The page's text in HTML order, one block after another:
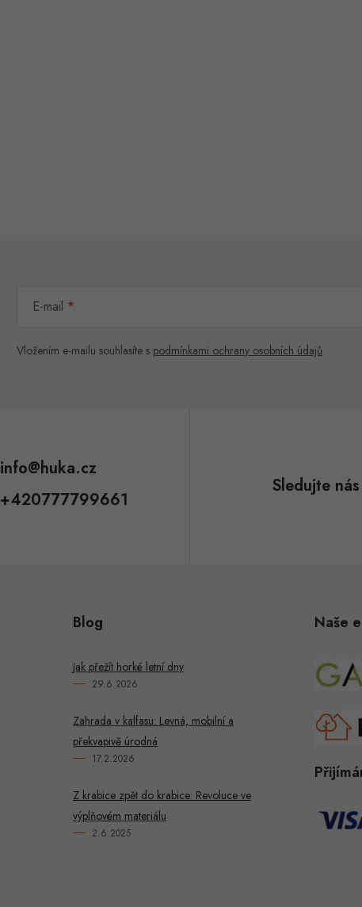
E-mail
Vložením e-mailu souhlasíte s podmínkami ochrany osobních údajů
info@huka.cz
+420777799661
Blog
Jak přežít horké letní dny
29.6.2026
Zahrada v kalfasu: Levná, mobilní a
překvapivě úrodná
17.2.2026
Z krabice zpět do krabice: Revoluce ve
výplňovém materiálu
2.6.2025
Naše